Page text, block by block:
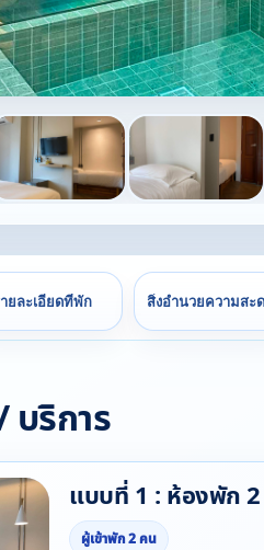
ยละเอียดที่พัก สิ่งอำนวยความสะ
บริการ
แบบที่ 1 : ห้องพัก
ผู้เข้าพัก 2 คน